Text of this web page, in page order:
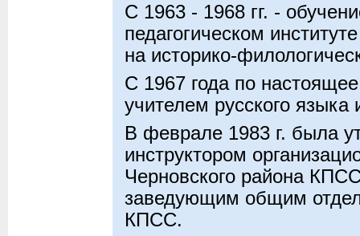
С 1963 - 1968 гг. -
педагогическом
на историко-
С 1967 года по
учителем русского языка
В феврале 1983 г. была
инструктором
Черновского района
заведующим общим
КПСС.